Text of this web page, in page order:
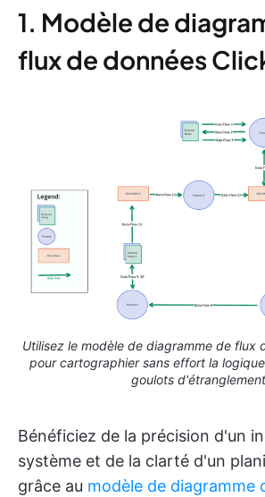
1. Modèle de
flux de données
Utilisez le modèle de diagramme de flux
pour cartographier sans effort la
goulots
Bénéficiez de la précision d'un
système et de la clarté d'un
grâce au modèle de diagramme